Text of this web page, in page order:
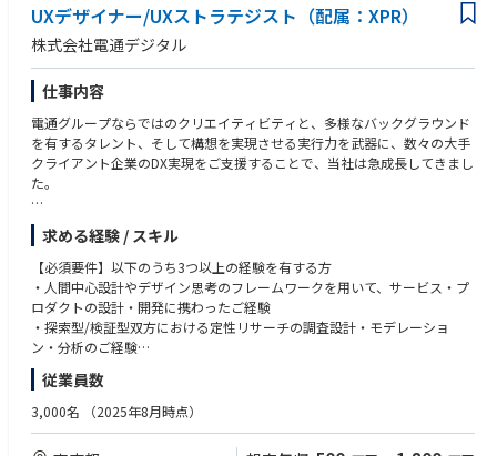
・定量・定性データに基づく課題分析および課題設定
・プロダクト戦略および企画ロードマップの立案
・中長期および短期の施策企画の推進
・経営層への企画提案および承認取得
・企画実行フェーズにおけるプロダクトマネジメント
・リリース後のKPIマネジメントおよびグロース推進
方
・チームをリードし、関係者を巻き込みながら成果創出を推進できる方
・抽象度の高い課題や困難な状況でも、粘り強く整理し、解決まで導ける
方
・変化の大きい環境の中でも、柔軟かつスピード感を持って取り組める方
・大規模なユーザー基盤と大きな事業インパクトのある仕事に挑戦したい
方
UXデザイナー/UXストラテジスト（配属：XPR）
株式会社電通デジタル
仕事内容
電通グループならではのクリエイティビティと、多様なバックグラウンド
を有するタレント、そして構想を実現させる実行力を武器に、数々の大手
クライアント企業のDX実現をご支援することで、当社は急成長してきまし
た。
我々はサービスやプロダクトの開発において、優れたユーザーエクスペリ
エンスを提供することに重点を置いており、その中でUXデザイナーの役割
は、クライアントのビジネス目標を達成するために必要不可欠な役割と考
えております。UX専門組織の強化を図ることとなり、UXデザイン分野を
リードできるポジションを募集いたします。既存サービスの改善のみなら
ず新規サービスの構想も、そして事業戦略レベルの検討から、価値定義、
体験設計、要件定義、検証に至るまでを担当するポジションを募集しま
【業務概要】
クライアントのビジネス課題や顧客インサイトを踏まえて、理想的なユー
ザーエクスペリエンスを構想し具体化する。
求める経験 / スキル
【必須要件】以下のうち3つ以上の経験を有する方
・人間中心設計やデザイン思考のフレームワークを用いて、サービス・プ
ロダクトの設計・開発に携わったご経験
・探索型/検証型双方における定性リサーチの調査設計・モデレーショ
ン・分析のご経験
・現状の顧客体験のモデル化・分析（CJMなど）のご経験
・ワークショップの設計やファシリテーション（オンライン/オフライン
オフ問わず）のご経験
クトのアーキテクチャおよび画面の設計のご経験
従業員数
3,000名 （2025年8月時点）